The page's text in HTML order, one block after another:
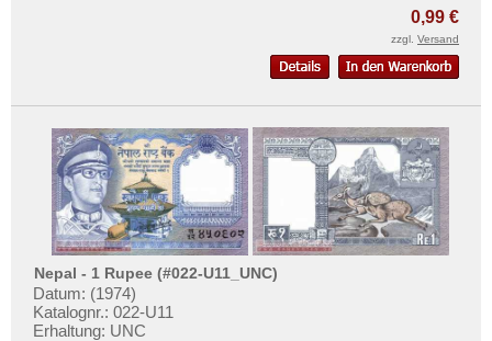
0,99 €
zzgl. Versand
Nepal - 1 Rupee (#022-U11_UNC)
Datum: (1974)
Katalognr.: 022-U11
Erhaltung: UNC